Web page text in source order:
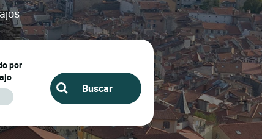
por